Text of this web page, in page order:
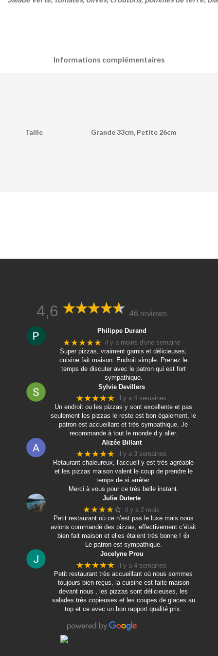
Informations complémentaires
Taille Grande 33cm, Petite 26cm
4,6 46 reviews
Philippe Durand
★★★★★ il y a moins d'une semaine
Super pizzas, vraiment garnis et délicieuses,
cuisine fait maison. Endroit simple. Prenez le
temps de discuter avec le patron qui est fort
sympathique.
Sylvie Devillers
★★★★★ il y a 4 semaines
Un endroit ou les pizzas y sont excellente et pas
seulement les pizzas le reste est bon également, le
patron est accueillant et très sympathique. Je
recommande à tout le monde d y aller.
Alizée Billant
★★★★★ il y a 3 semaines
Retaurant chaleureux, l'accueil y est très agréable
et les pizzas maison valent le coup de prendre le
temps de si arrêter.
Merci à vous pour ce très belle instant.
Julie Duterte
★★★★☆ il y a 2 mois
Petit restaurant où ce n’est pas le luxe mais nous
avions commandé des pizzas, effectivement c’était
bien fait maison et elles étaient très bonne ! 👍
Le patron est sympathique.
Jocelyne Prou
★★★★★ il y a 4 semaines
Petit restaurant très accueillant où nous sommes
toujours bien reçus, la cuisine est faite maison
devant nous , les pizzas sont délicieuses, les
salades très copieuses et les coupes de glaces au
top et ce avec un bon rapport qualité prix.